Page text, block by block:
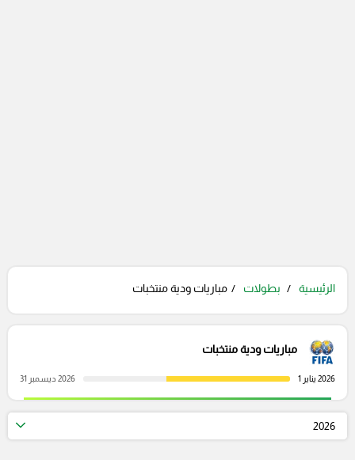
الرئيسية بطولات مباريات ودية منتخبات
مباريات ودية منتخبات
2026
2026 يناير 1 2026 ديسمبر 31